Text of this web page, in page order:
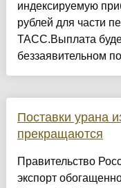
индексируемую
рублей для части
ТАСС.Выплата
беззаявительном
Поставки урана
прекращаются
Правительство
экспорт